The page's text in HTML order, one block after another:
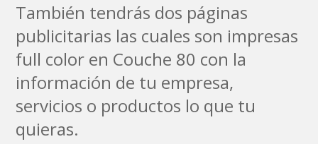
También tendrás dos páginas
publicitarias las cuales son impresas
full color en Couche 80 con la
información de tu empresa,
servicios o productos lo que tu
quieras.